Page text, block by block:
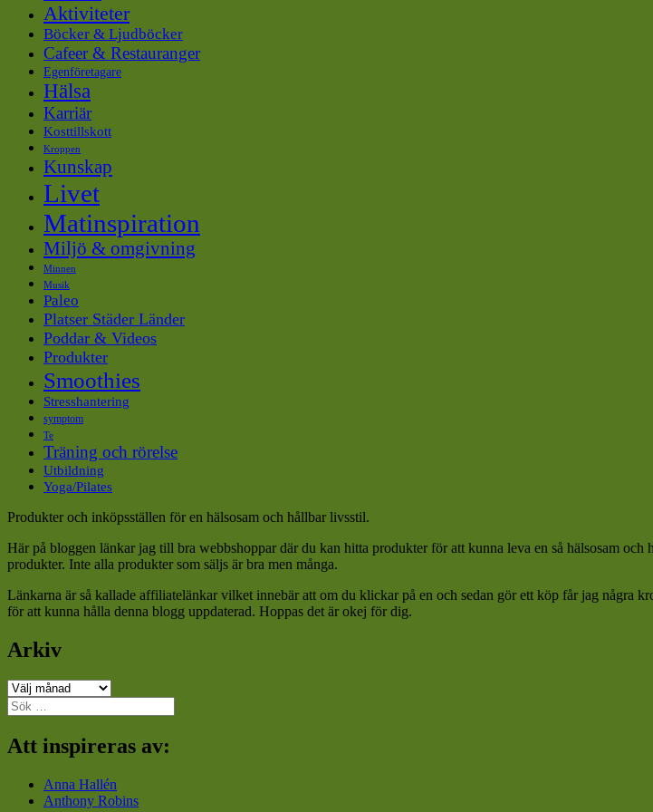
Aktiviteter
Böcker & Ljudböcker
Cafeer & Restauranger
Egenföretagare
Hälsa
Karriär
Kosttillskott
Kroppen
Kunskap
Livet
Matinspiration
Miljö & omgivning
Minnen
Musik
Paleo
Platser Städer Länder
Poddar & Videos
Produkter
Smoothies
Stresshantering
symptom
Te
Träning och rörelse
Utbildning
Yoga/Pilates
Produkter och inköpsställen för en hälsosam och hållbar livsstil.
Här på bloggen länkar jag till bra webbshoppar där du kan hitta produkter för att kunna leva en så hälsosam
produkter. Inte alla produkter som säljs är bra men många.
Länkarna är så kallade affiliatelänkar vilket innebär att om du klickar på en och sedan gör ett köp får jag några
för att kunna hålla denna blogg uppdaterad. Hoppas det är okej för dig.
Arkiv
Arkiv
Sök
efter:
Att inspireras av:
Anna Hallén
Anthony Robins